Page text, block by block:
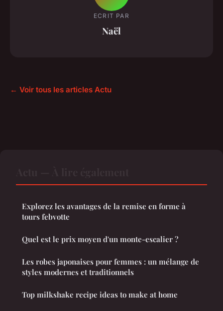
ECRIT PAR
Naël
← Voir tous les articles Actu
Explorez les avantages de la remise en forme à
tours febvotte
Quel est le prix moyen d'un monte-escalier ?
Les robes japonaises pour femmes : un mélange de
styles modernes et traditionnels
Top milkshake recipe ideas to make at home